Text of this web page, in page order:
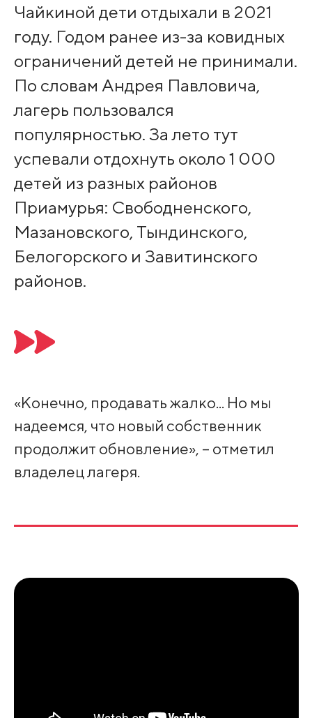
Чайкиной дети отдыхали в 2021
году. Годом ранее из-за ковидных
ограничений детей не принимали.
По словам Андрея Павловича,
лагерь пользовался
популярностью. За лето тут
успевали отдохнуть около 1 000
детей из разных районов
Приамурья: Свободненского,
Мазановского, Тындинского,
Белогорского и Завитинского
районов.
«Конечно, продавать жалко... Но мы
надеемся, что новый собственник
продолжит обновление», – отметил
владелец лагеря.